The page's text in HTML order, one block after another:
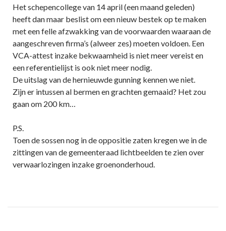
Het schepencollege van 14 april (een maand geleden)
heeft dan maar beslist om een nieuw bestek op te maken
met een felle afzwakking van de voorwaarden waaraan de
aangeschreven firma’s (alweer zes) moeten voldoen. Een
VCA-attest inzake bekwaamheid is niet meer vereist en
een referentielijst is ook niet meer nodig.
De uitslag van de hernieuwde gunning kennen we niet.
Zijn er intussen al bermen en grachten gemaaid? Het zou
gaan om 200 km…
P.S.
Toen de sossen nog in de oppositie zaten kregen we in de
zittingen van de gemeenteraad lichtbeelden te zien over
verwaarlozingen inzake groenonderhoud.